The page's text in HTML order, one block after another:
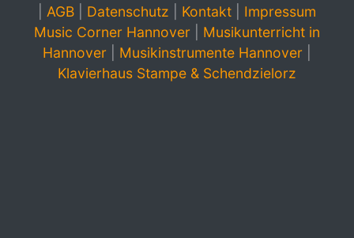
AGB Datenschutz Kontakt
Impressum
Music Corner Hannover
Musikunterricht in
Hannover
Musikinstrumente Hannover
Klavierhaus Stampe & Schendzielorz